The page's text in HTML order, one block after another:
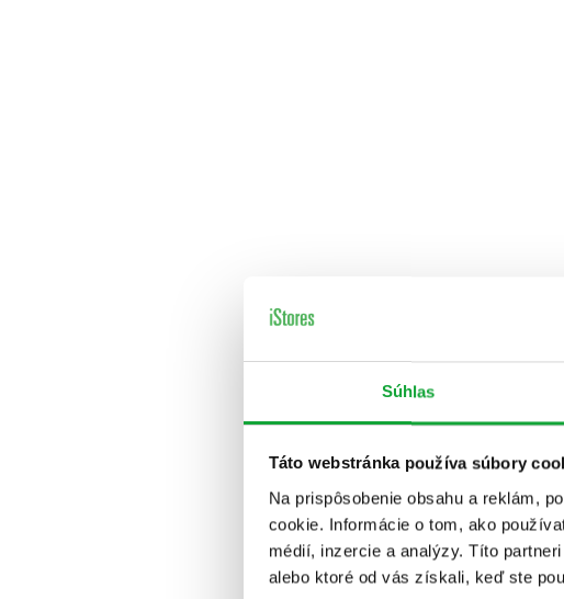
Súhlas
Táto webstránka používa súbory
Na prispôsobenie obsahu a reklám,
cookie. Informácie o tom, ako
médií, inzercie a analýzy. Títo
alebo ktoré od vás získali, keď ste